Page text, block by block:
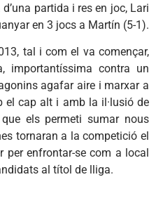
partida i res en joc, Lari
en 3 jocs a Martín (5-1).
tal i com el va començar,
importantíssima contra un
agafar aire i marxar a
el cap alt i amb la il·lusió de
els permeti sumar nous
tornaran a la competició el
per enfrontar-se com a local
al títol de lliga.